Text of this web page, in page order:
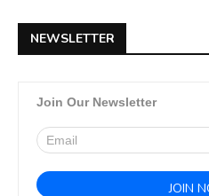
NEWSLETTER
Join Our Newsletter